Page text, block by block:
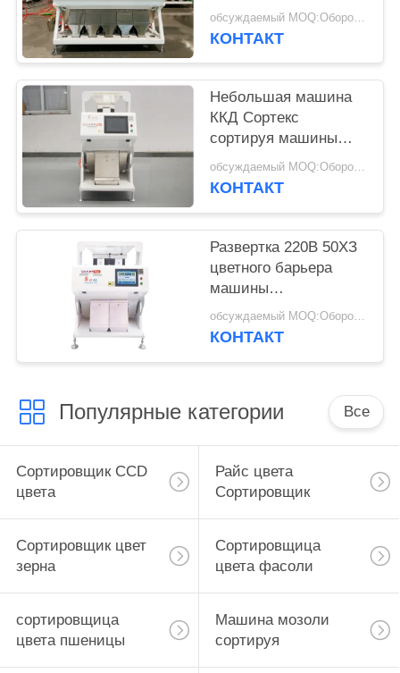
сортировщицы цвета
пшеницы
обсуждаемый MOQ:Оборотный
КОНТАКТ
Небольшая машина
ККД Сортекс
сортируя машины
ИМПов ульс
земледелия для
обсуждаемый MOQ:Оборотный
КОНТАКТ
Развертка 220В 50ХЗ
цветного барьера
машины
сортировщицы цвета
квиноа 5400
обсуждаемый MOQ:Оборотный
КОНТАКТ
Популярные категории Все
Сортировщик CCD
цвета
Райс цвета
Сортировщик
Сортировщик цвет
зерна
Сортировщица
цвета фасоли
сортировщица
цвета пшеницы
Машина мозоли
сортируя